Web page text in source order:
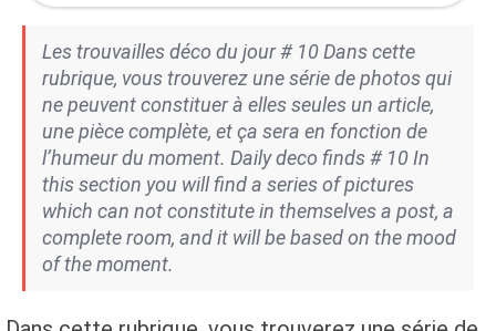
Les trouvailles déco du jour # 10 Dans cette
rubrique, vous trouverez une série de photos qui
ne peuvent constituer à elles seules un article,
une pièce complète, et ça sera en fonction de
l’humeur du moment. Daily deco finds # 10 In
this section you will find a series of pictures
which can not constitute in themselves a post, a
complete room, and it will be based on the mood
of the moment.